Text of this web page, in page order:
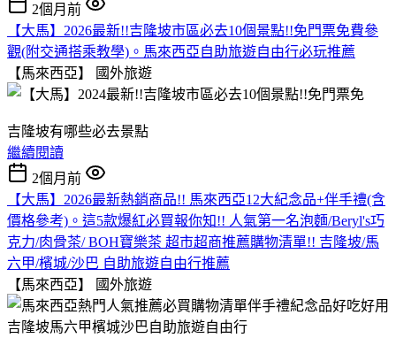
2個月前
【大馬】2026最新!!吉隆坡市區必去10個景點!!免門票免費參
觀(附交通搭乘教學)。馬來西亞自助旅遊自由行必玩推薦
【馬來西亞】
國外旅遊
吉隆坡有哪些必去景點
繼續閱讀
2個月前
【大馬】2026最新熱銷商品!! 馬來西亞12大紀念品+伴手禮(含
價格參考)。這5款爆紅必買報你知!! 人氣第一名泡麵/Beryl's巧
克力/肉骨茶/ BOH寶樂茶 超市超商推薦購物清單!! 吉隆坡/馬
六甲/檳城/沙巴 自助旅遊自由行推薦
【馬來西亞】
國外旅遊